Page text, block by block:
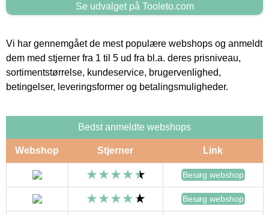
Se udvalget på Tooleto.com
Vi har gennemgået de mest populære webshops og anmeldt
dem med stjerner fra 1 til 5 ud fra bl.a. deres prisniveau,
sortimentstørrelse, kundeservice, brugervenlighed,
betingelser, leveringsformer og betalingsmuligheder.
Bedst anmeldte webshops
Webshop Stjerner Link
Besøg webshop
Besøg webshop